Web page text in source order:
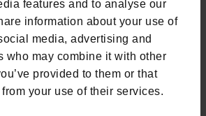
features and to analyse our
information about your use of
media, advertising and
who may combine it with other
provided to them or that
your use of their services.
morate se javiti našem uredu na
korisničke podatke. Oni će
lokal i javiti vam kako da se prijavite.
da ne želite koristiti aplikaciju,